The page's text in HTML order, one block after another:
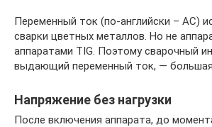
Переменный ток (по-английски – AC)
сварки цветных металлов. Но не
аппаратами TIG. Поэтому сварочный
выдающий переменный ток, —
Напряжение без нагрузки
После включения аппарата, до